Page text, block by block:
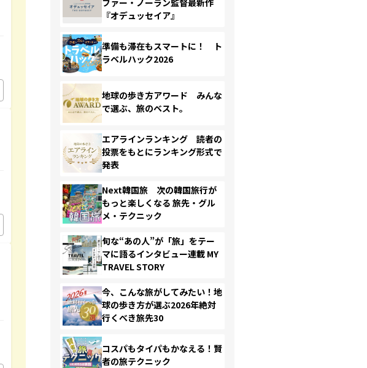
『オデュッセイア』
準備も滞在もスマートに！ ト
ラベルハック2026
地球の歩き方アワード みんな
で選ぶ、旅のベスト。
エアラインランキング 読者の
投票をもとにランキング形式で
発表
Next韓国旅 次の韓国旅行が
もっと楽しくなる 旅先・グル
メ・テクニック
旬な“あの人”が「旅」をテー
マに語るインタビュー連載 MY
TRAVEL STORY
今、こんな旅がしてみたい！地
球の歩き方が選ぶ2026年絶対
行くべき旅先30
コスパもタイパもかなえる！賢
者の旅テクニック